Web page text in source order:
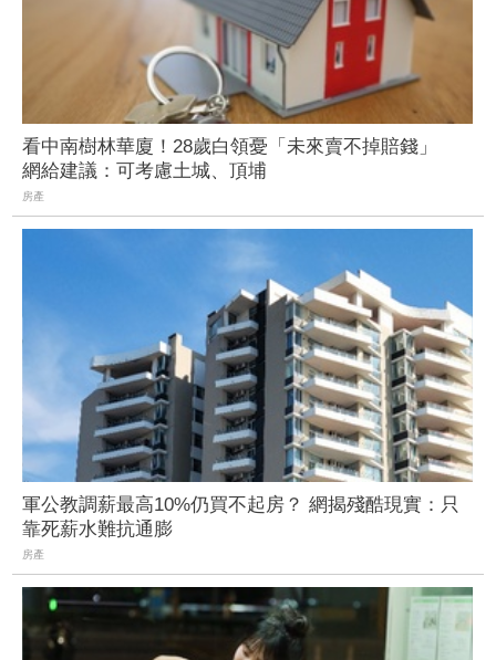
看中南樹林華廈！28歲白領憂「未來賣不掉賠錢」
網給建議：可考慮土城、頂埔
房產
軍公教調薪最高10%仍買不起房？ 網揭殘酷現實：只
靠死薪水難抗通膨
房產